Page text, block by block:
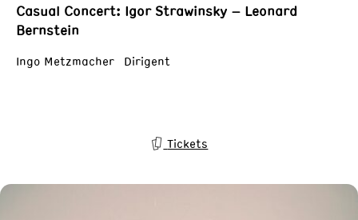
Casual Concert: Igor Strawinsky – Leonard
Bernstein
Ingo Metzmacher Dirigent
Tickets